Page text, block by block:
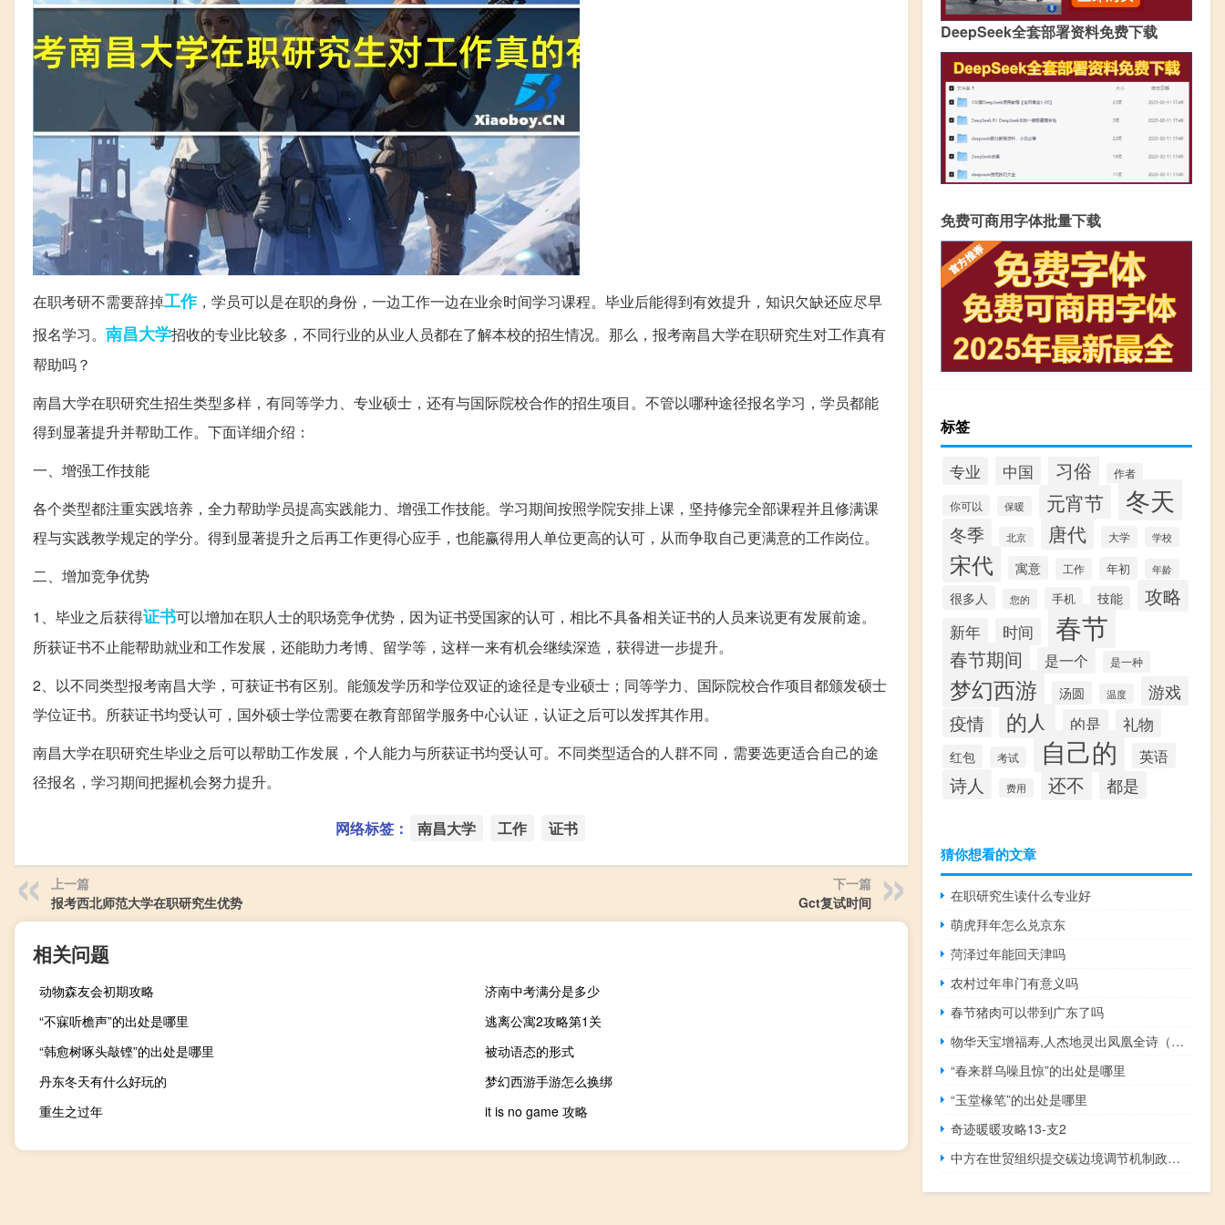
在职考研不需要辞掉工作，学员可以是在职的身份，一边工作一边在业余时间学习课程。毕业后能得到有效提升，知识欠缺还应尽早
报名学习。 南昌大学招收的专业比较多，不同行业的从业人员都在了解本校的招生情况。那么，报考南昌大学在职研究生对工作真有
帮助吗？
南昌大学在职研究生招生类型多样，有同等学力、专业硕士，还有与国际院校合作的招生项目。不管以哪种途径报名学习，学员都能
得到显著提升并帮助工作。下面详细介绍：
一、增强工作技能
各个类型都注重实践培养，全力帮助学员提高实践能力、增强工作技能。学习期间按照学院安排上课，坚持修完全部课程并且修满课
程与实践教学规定的学分。得到显著提升之后再工作更得心应手，也能赢得用人单位更高的认可，从而争取自己更满意的工作岗位。
二、增加竞争优势
1、毕业之后获得证书可以增加在职人士的职场竞争优势，因为证书受国家的认可，相比不具备相关证书的人员来说更有发展前途。
所获证书不止能帮助就业和工作发展，还能助力考博、留学等，这样一来有机会继续深造，获得进一步提升。
2、以不同类型报考南昌大学，可获证书有区别。能颁发学历和学位双证的途径是专业硕士；同等学力、国际院校合作项目都颁发硕士
学位证书。所获证书均受认可，国外硕士学位需要在教育部留学服务中心认证，认证之后可以发挥其作用。
南昌大学在职研究生毕业之后可以帮助工作发展，个人能力与所获证书均受认可。不同类型适合的人群不同，需要选更适合自己的途
径报名，学习期间把握机会努力提升。
网络标签： 南昌大学 工作 证书
上一篇
报考西北师范大学在职研究生优势
下一篇
Gct复试时间
相关问题
动物森友会初期攻略
济南中考满分是多少
“不寐听檐声”的出处是哪里
逃离公寓2攻略第1关
“韩愈树啄头敲铿”的出处是哪里
被动语态的形式
丹东冬天有什么好玩的
梦幻西游手游怎么换绑
重生之过年
it is no game 攻略
DeepSeek全套部署资料免费下载
免费可商用字体批量下载
标签
专业 中国 习俗 作者
你可以 保暖 元宵节 冬天
冬季 北京 唐代 大学 学校
宋代 寓意 工作 年初 年龄
很多人 您的 手机 技能 攻略
新年 时间 春节
春节期间 是一个 是一种
梦幻西游 汤圆 温度
游戏
疫情
的人 的是 礼物
红包 考试 自己的 英语
诗人 费用 还不 都是
猜你想看的文章
在职研究生读什么专业好
萌虎拜年怎么兑京东
菏泽过年能回天津吗
农村过年串门有意义吗
春节猪肉可以带到广东了吗
物华天宝增福寿,人杰地灵出凤凰全诗（物华天宝）
“春来群乌噪且惊”的出处是哪里
“玉堂椽笔”的出处是哪里
奇迹暖暖攻略13-支2
中方在世贸组织提交碳边境调节机制政策相关提案